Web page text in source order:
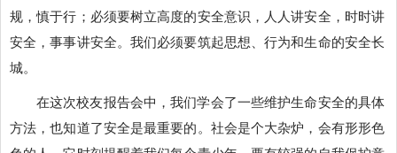
规，慎于行；必须要树立高度的安全意识，人人讲安全，时时讲
安全，事事讲安全。我们必须要筑起思想、行为和生命的安全长
城。
在这次校友报告会中，我们学会了一些维护生命安全的具体
方法，也知道了安全是最重要的。社会是个大杂炉，会有形形色